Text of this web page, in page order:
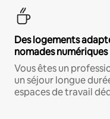
Des logements
nomades numériques
Vous êtes un
un séjour longue
espaces de travail